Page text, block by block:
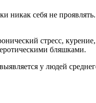
никак себя не
стресс,
бляшками.
у людей